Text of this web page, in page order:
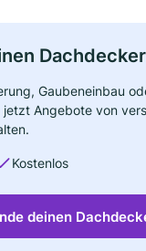
Gaubeneinbau
jetzt Angebote von
Kostenlos
deinen